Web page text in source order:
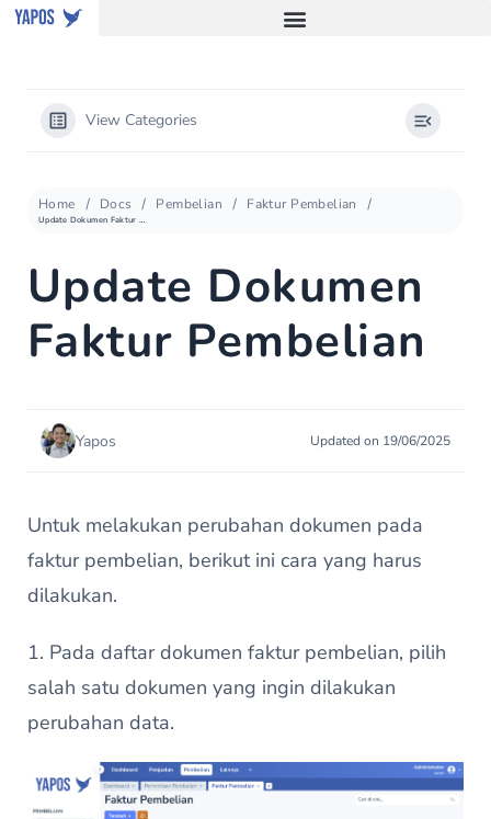
View Categories
Home Docs Pembelian Faktur Pembelian
Update Dokumen Faktur Pembelian
Update Dokumen
Faktur Pembelian
Yapos Updated on 19/06/2025
Untuk melakukan perubahan dokumen pada
faktur pembelian, berikut ini cara yang harus
dilakukan.
1. Pada daftar dokumen faktur pembelian, pilih
salah satu dokumen yang ingin dilakukan
perubahan data.